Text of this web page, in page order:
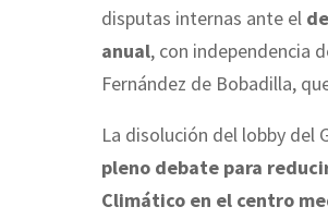
disputas internas ante el
anual, con independencia
Fernández de Bobadilla,
La disolución del lobby del
pleno debate para
Climático en el centro